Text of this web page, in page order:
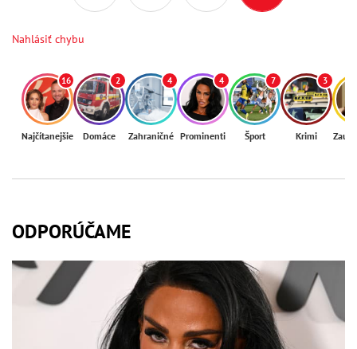
Nahlásiť chybu
16
Najčítanejšie
2
Domáce
4
Zahraničné
4
Prominenti
7
Šport
3
Krimi
ODPORÚČAME